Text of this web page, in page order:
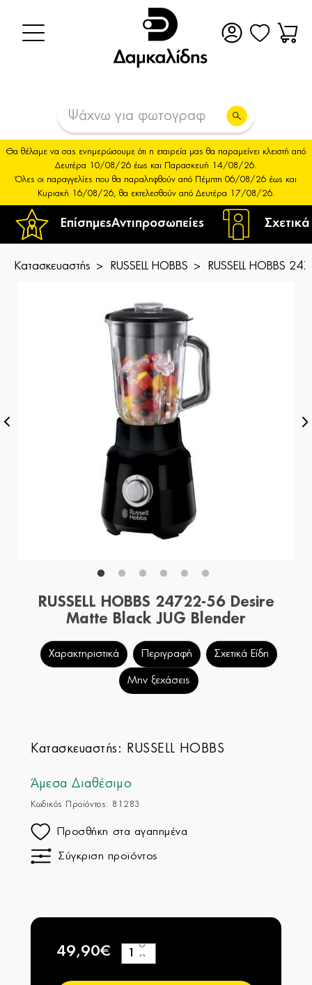
ΕπίσημεςΑντιπροσωπείες
Θα θέλαμε να σας ενημερώσουμε ότι η εταιρεία μας θα παραμείνει κλειστή από
Δευτέρα 10/08/26 έως και Παρασκευή 14/08/26.
Όλες οι παραγγελίες που θα παραληφθούν από Πέμπτη 06/08/26 έως και
Κυριακή 16/08/26, θα εκτελεσθούν από Δευτέρα 17/08/26.
Κατασκευαστής RUSSELL HOBBS RUSSELL HOBBS
RUSSELL HOBBS 24722-56 Desire
Matte Black JUG Blender
Χαρακτηριστικά Περιγραφή Σχετικά Είδη
Μην ξεχάσεις
Κατασκευαστής: RUSSELL HOBBS
Άμεσα Διαθέσιμο
Κωδικός Προϊόντος: 81283
Προσθήκη στα αγαπημένα
Σύγκριση προϊόντος
49,90€
−
+